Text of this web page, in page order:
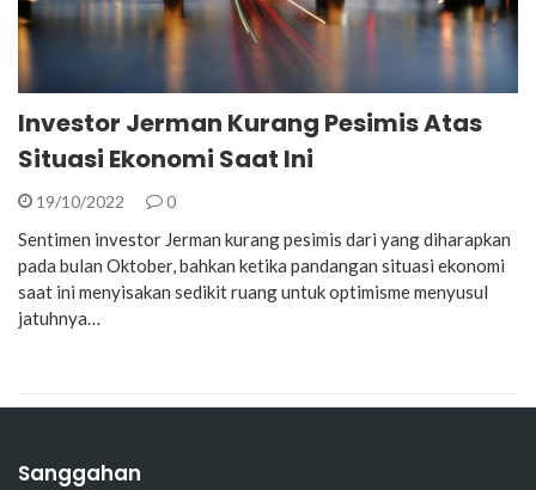
Investor Jerman Kurang Pesimis Atas
Situasi Ekonomi Saat Ini
19/10/2022 0
Sentimen investor Jerman kurang pesimis dari yang diharapkan
pada bulan Oktober, bahkan ketika pandangan situasi ekonomi
saat ini menyisakan sedikit ruang untuk optimisme menyusul
jatuhnya…
Sanggahan